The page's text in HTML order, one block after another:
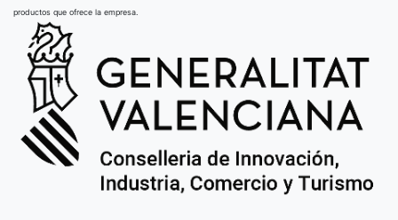
productos que ofrece la empresa.